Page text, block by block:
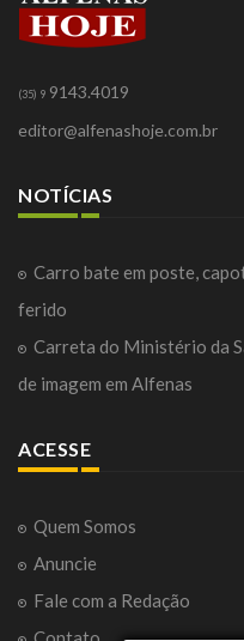
(35) 9 9143.4019
editor@alfenashoje.com.br
NOTÍCIAS
Carro bate em poste,
ferido
Carreta do Ministério da
de imagem em Alfenas
ACESSE
Quem Somos
Anuncie
Fale com a Redação